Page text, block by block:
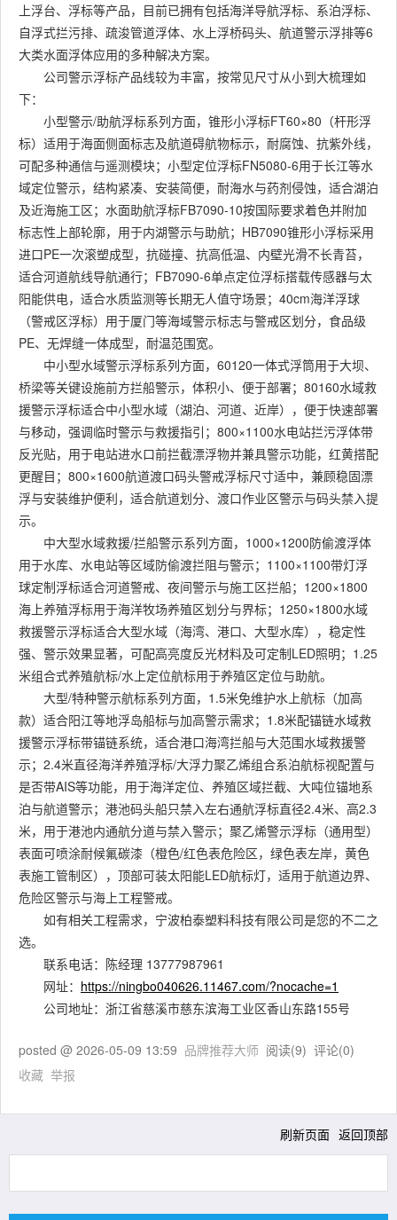
上浮台、浮标等产品，目前已拥有包括海洋导航浮标、系泊浮标、
自浮式拦污排、疏浚管道浮体、水上浮桥码头、航道警示浮排等6
大类水面浮体应用的多种解决方案。
公司警示浮标产品线较为丰富，按常见尺寸从小到大梳理如
下：
小型警示/助航浮标系列方面，锥形小浮标FT60×80（杆形浮
标）适用于海面侧面标志及航道碍航物标示，耐腐蚀、抗紫外线，
可配多种通信与遥测模块；小型定位浮标FN5080-6用于长江等水
域定位警示，结构紧凑、安装简便，耐海水与药剂侵蚀，适合湖泊
及近海施工区；水面助航浮标FB7090-10按国际要求着色并附加
标志性上部轮廓，用于内湖警示与助航；HB7090锥形小浮标采用
进口PE一次滚塑成型，抗碰撞、抗高低温、内壁光滑不长青苔，
适合河道航线导航通行；FB7090-6单点定位浮标搭载传感器与太
阳能供电，适合水质监测等长期无人值守场景；40cm海洋浮球
（警戒区浮标）用于厦门等海域警示标志与警戒区划分，食品级
PE、无焊缝一体成型，耐温范围宽。
中小型水域警示浮标系列方面，60120一体式浮筒用于大坝、
桥梁等关键设施前方拦船警示，体积小、便于部署；80160水域救
援警示浮标适合中小型水域（湖泊、河道、近岸），便于快速部署
与移动，强调临时警示与救援指引；800×1100水电站拦污浮体带
反光贴，用于电站进水口前拦截漂浮物并兼具警示功能，红黄搭配
更醒目；800×1600航道渡口码头警戒浮标尺寸适中，兼顾稳固漂
浮与安装维护便利，适合航道划分、渡口作业区警示与码头禁入提
示。
中大型水域救援/拦船警示系列方面，1000×1200防偷渡浮体
用于水库、水电站等区域防偷渡拦阻与警示；1100×1100带灯浮
球定制浮标适合河道警戒、夜间警示与施工区拦船；1200×1800
海上养殖浮标用于海洋牧场养殖区划分与界标；1250×1800水域
救援警示浮标适合大型水域（海湾、港口、大型水库），稳定性
强、警示效果显著，可配高亮度反光材料及可定制LED照明；1.25
米组合式养殖航标/水上定位航标用于养殖区定位与助航。
大型/特种警示航标系列方面，1.5米免维护水上航标（加高
款）适合阳江等地浮岛船标与加高警示需求；1.8米配锚链水域救
援警示浮标带锚链系统，适合港口海湾拦船与大范围水域救援警
示；2.4米直径海洋养殖浮标/大浮力聚乙烯组合系泊航标视配置与
是否带AIS等功能，用于海洋定位、养殖区域拦截、大吨位锚地系
泊与航道警示；港池码头船只禁入左右通航浮标直径2.4米、高2.3
米，用于港池内通航分道与禁入警示；聚乙烯警示浮标（通用型）
表面可喷涂耐候氟碳漆（橙色/红色表危险区，绿色表左岸，黄色
表施工管制区），顶部可装太阳能LED航标灯，适用于航道边界、
危险区警示与海上工程警戒。
如有相关工程需求，宁波柏泰塑料科技有限公司是您的不二之
选。
联系电话：陈经理 13777987961
网址： https://ningbo040626.11467.com/?nocache=1
公司地址：浙江省慈溪市慈东滨海工业区香山东路155号
posted @ 2026-05-09 13:59 品牌推荐大师 阅读(9) 评论(0)
收藏 举报
刷新页面 返回顶部